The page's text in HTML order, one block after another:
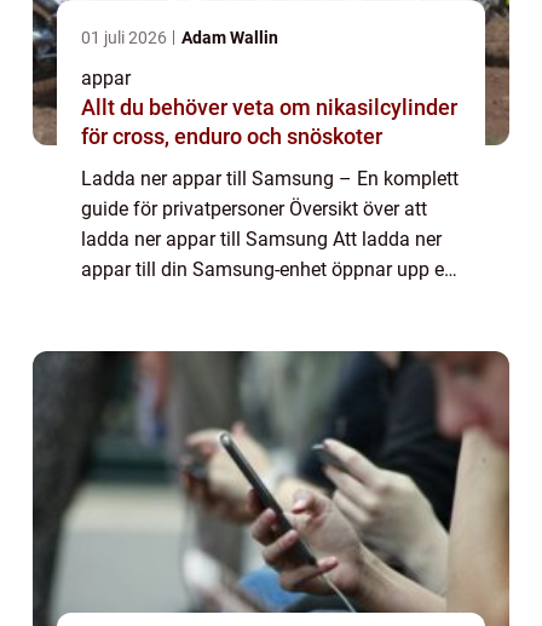
01 juli 2026 Adam Wallin
appar
Allt du behöver veta om nikasilcylinder
för cross, enduro och snöskoter
Ladda ner appar till Samsung – En komplett
guide för privatpersoner Översikt över att
ladda ner appar till Samsung Att ladda ner
appar till din Samsung-enhet öppnar upp en